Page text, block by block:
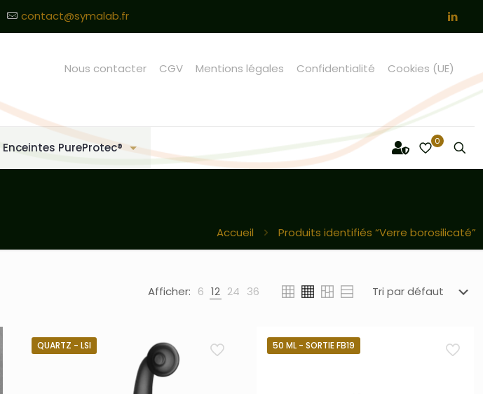
contact@symalab.fr
Enceintes PureProtec®
Nous contacter CGV Mentions légales Confidentialité Cookies (UE)
0
Accueil Produits identifiés “Verre borosilicaté”
Afficher: 6 12 24 36
QUARTZ - LSI 50 ML - SORTIE FB19